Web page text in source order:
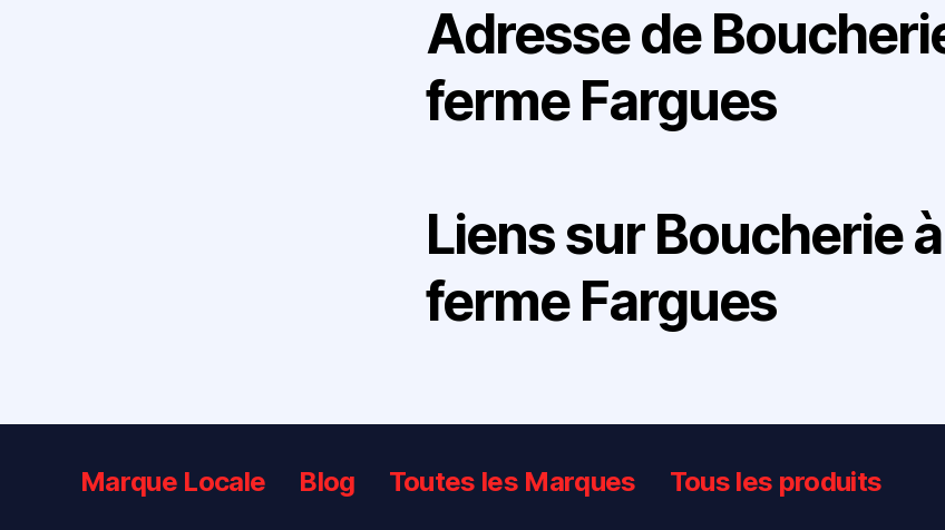
Adresse de
ferme Fargues
Liens sur Boucherie
ferme Fargues
Marque Locale Blog Toutes les Marques Tous les produits